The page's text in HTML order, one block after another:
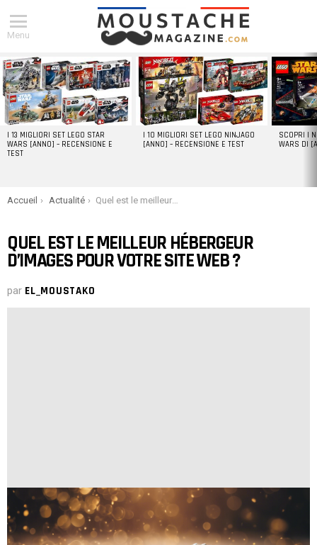
Menu
DERNIERS
ARTICLES
I 13 MIGLIORI SET LEGO STAR
WARS [ANNO] – RECENSIONE E
TEST
I 10 MIGLIORI SET LEGO NINJAGO
[ANNO] – RECENSIONE E TEST
SCOPRI I
WARS DI
You are here:
Accueil Actualité Quel est le meilleur hébergeur d’images pour votre site web ?
QUEL EST LE MEILLEUR HÉBERGEUR
D’IMAGES POUR VOTRE SITE WEB ?
par EL_MOUSTAKO